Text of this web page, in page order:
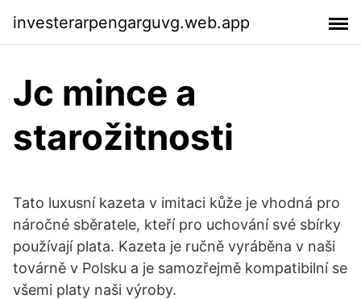
investerarpengarguvg.web.app
Jc mince a
starožitnosti
Tato luxusní kazeta v imitaci kůže je vhodná pro
náročné sběratele, kteří pro uchování své sbírky
používají plata. Kazeta je ručně vyráběna v naši
továrně v Polsku a je samozřejmě kompatibilní se
všemi platy naši výroby.